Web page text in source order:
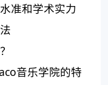
准和学术实力
音乐学院的特